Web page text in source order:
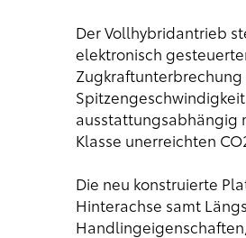
Der Vollhybridantrieb
elektronisch
Zugkraftunterbrechung
ausstattungsabhängig
Klasse unerreichten
Die neu konstruierte
Hinterachse samt